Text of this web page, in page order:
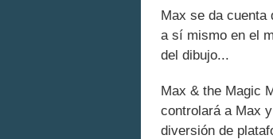
Max se da cuenta
a sí mismo en el
del dibujo...
Max & the Magic
controlará a Max
diversión de